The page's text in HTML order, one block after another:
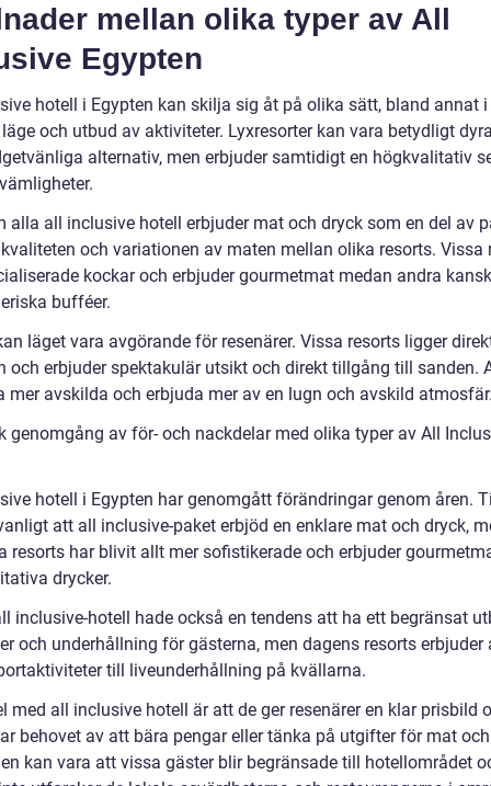
mellan olika typer av All
Egypten
hotell i Egypten kan skilja sig åt på olika sätt, bland annat i
och utbud av aktiviteter. Lyxresorter kan vara betydligt
alternativ, men erbjuder samtidigt en högkvalitativ
alla all inclusive hotell erbjuder mat och dryck som en del av
och variationen av maten mellan olika resorts. Vissa
kockar och erbjuder gourmetmat medan andra
bufféer.
läget vara avgörande för resenärer. Vissa resorts ligger
och erbjuder spektakulär utsikt och direkt tillgång till sanden.
mer avskilda och erbjuda mer av en lugn och avskild
genomgång av för- och nackdelar med olika typer av All
hotell i Egypten har genomgått förändringar genom åren.
att all inclusive-paket erbjöd en enklare mat och dryck,
resorts har blivit allt mer sofistikerade och erbjuder
drycker.
inclusive-hotell hade också en tendens att ha ett begränsat
och underhållning för gästerna, men dagens resorts erbjuder
till liveunderhållning på kvällarna.
med all inclusive hotell är att de ger resenärer en klar prisbild
behovet av att bära pengar eller tänka på utgifter för mat
kan vara att vissa gäster blir begränsade till hotellområdet